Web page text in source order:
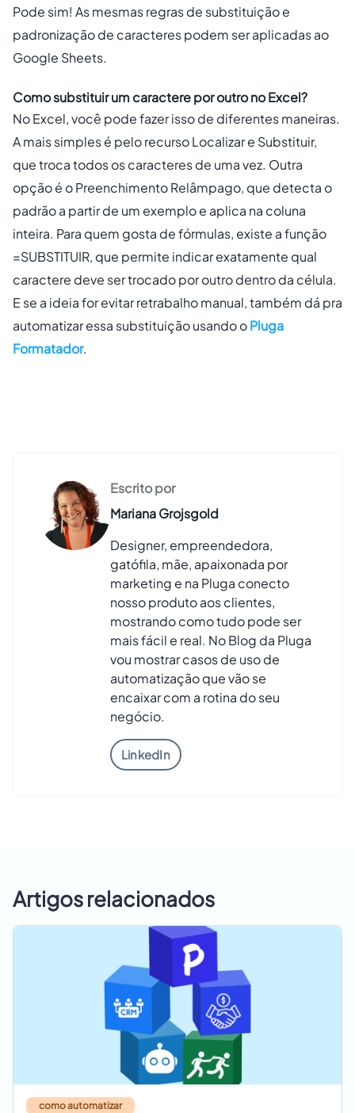
Pode sim! As mesmas regras de substituição e
padronização de caracteres podem ser aplicadas ao
Google Sheets.
Como substituir um caractere por outro no Excel?
No Excel, você pode fazer isso de diferentes maneiras.
A mais simples é pelo recurso Localizar e Substituir,
que troca todos os caracteres de uma vez. Outra
opção é o Preenchimento Relâmpago, que detecta o
padrão a partir de um exemplo e aplica na coluna
inteira. Para quem gosta de fórmulas, existe a função
=SUBSTITUIR, que permite indicar exatamente qual
caractere deve ser trocado por outro dentro da célula.
E se a ideia for evitar retrabalho manual, também dá pra
automatizar essa substituição usando oPluga
Formatador.
Escrito por
Mariana Grojsgold
Designer, empreendedora,
gatófila, mãe, apaixonada por
marketing e na Pluga conecto
nosso produto aos clientes,
mostrando como tudo pode ser
mais fácil e real. No Blog da Pluga
vou mostrar casos de uso de
automatização que vão se
encaixar com a rotina do seu
negócio.
LinkedIn
Artigos relacionados
como automatizar